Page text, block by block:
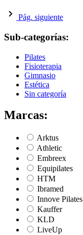
Pág. siguiente
Sub-categorías:
Pilates
Fisioterapia
Gimnasio
Estética
Sin categoría
Marcas:
Arktus
Athletic
Embreex
Equipilates
HTM
Ibramed
Innove Pilates
Kauffer
KLD
LiveUp